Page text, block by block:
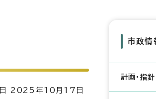
2025年10月17日
市政情
計画・指